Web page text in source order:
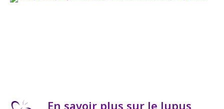
En savoir plus sur le lupus